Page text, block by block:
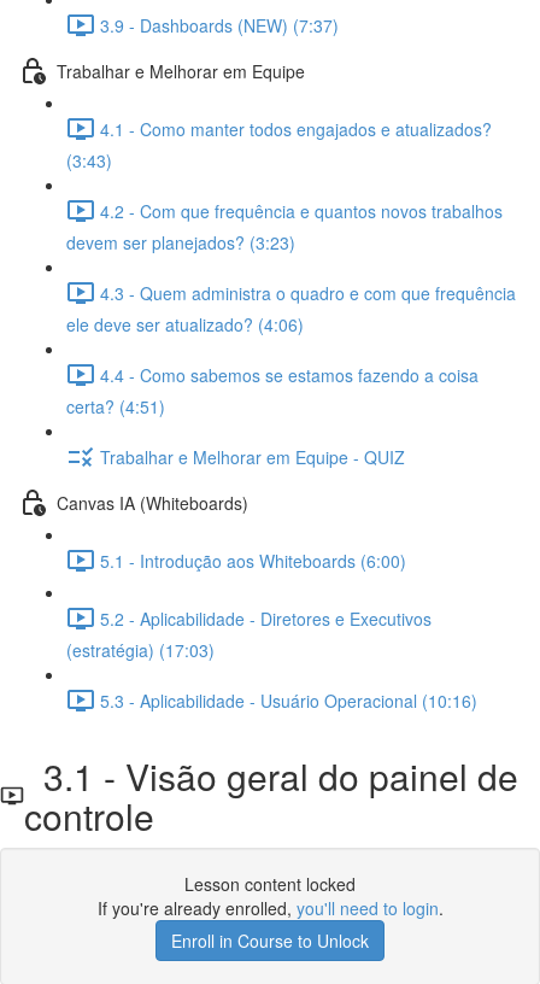
3.9 - Dashboards (NEW) (7:37)
Trabalhar e Melhorar em Equipe
4.1 - Como manter todos engajados e atualizados?
(3:43)
4.2 - Com que frequência e quantos novos trabalhos
devem ser planejados? (3:23)
4.3 - Quem administra o quadro e com que frequência
ele deve ser atualizado? (4:06)
4.4 - Como sabemos se estamos fazendo a coisa
certa? (4:51)
Trabalhar e Melhorar em Equipe - QUIZ
Canvas IA (Whiteboards)
5.1 - Introdução aos Whiteboards (6:00)
5.2 - Aplicabilidade - Diretores e Executivos
(estratégia) (17:03)
5.3 - Aplicabilidade - Usuário Operacional (10:16)
3.1 - Visão geral do painel de
controle
Lesson content locked
If you're already enrolled, you'll need to login.
Enroll in Course to Unlock